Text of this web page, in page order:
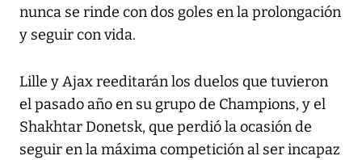
nunca se rinde con dos goles en la prolongación
y seguir con vida.
Lille y Ajax reeditarán los duelos que tuvieron
el pasado año en su grupo de Champions, y el
Shakhtar Donetsk, que perdió la ocasión de
seguir en la máxima competición al ser incapaz